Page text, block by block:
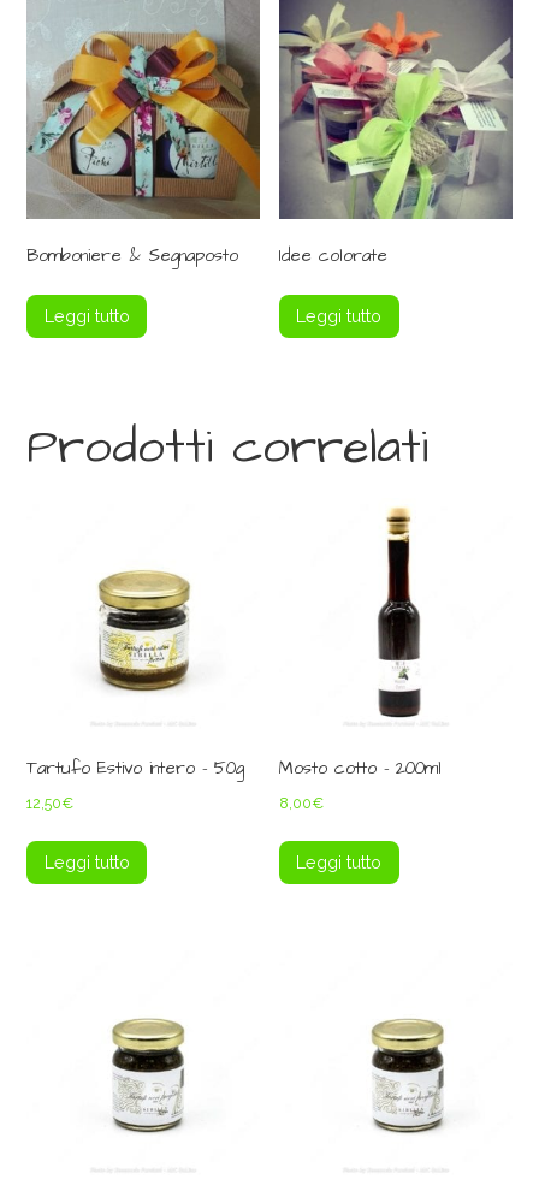
Bomboniere & Segnaposto
Leggi tutto
Idee colorate
Leggi tutto
Prodotti correlati
Tartufo Estivo intero – 50g
12,50€
Leggi tutto
Mosto cotto – 200ml
8,00€
Leggi tutto